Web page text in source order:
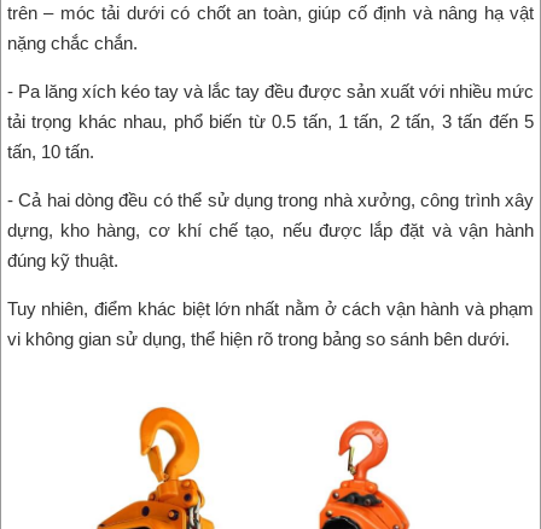
trên – móc tải dưới có chốt an toàn, giúp cố định và nâng hạ vật
nặng chắc chắn.
- Pa lăng xích kéo tay và lắc tay đều được sản xuất với nhiều mức
tải trọng khác nhau, phổ biến từ 0.5 tấn, 1 tấn, 2 tấn, 3 tấn đến 5
tấn, 10 tấn.
- Cả hai dòng đều có thể sử dụng trong nhà xưởng, công trình xây
dựng, kho hàng, cơ khí chế tạo, nếu được lắp đặt và vận hành
đúng kỹ thuật.
Tuy nhiên, điểm khác biệt lớn nhất nằm ở cách vận hành và phạm
vi không gian sử dụng, thể hiện rõ trong bảng so sánh bên dưới.